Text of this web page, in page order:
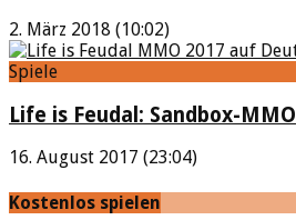
2. März 2018 (10:02)
Spiele
Life is Feudal: Sandbox-MMO
16. August 2017 (23:04)
Kostenlos spielen